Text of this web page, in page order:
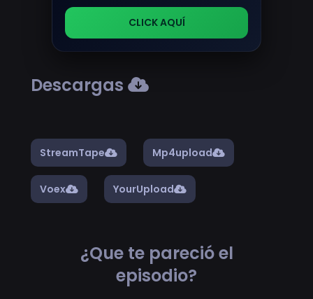
CLICK AQUÍ
Descargas
StreamTape Mp4upload
Voex YourUpload
¿Que te pareció el
episodio?